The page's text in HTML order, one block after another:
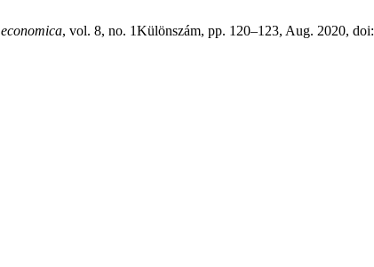
economica, vol. 8, no. 1Különszám, pp. 120–123, Aug. 2020, doi: